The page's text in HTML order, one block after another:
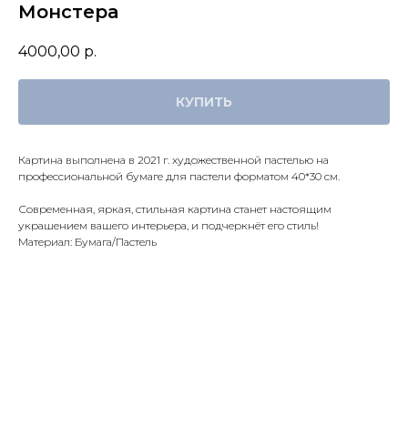
Монстера
4000,00 р.
КУПИТЬ
Картина выполнена в 2021 г. художественной пастелью на
профессиональной бумаге для пастели форматом 40*30 см.
Современная, яркая, стильная картина станет настоящим
украшением вашего интерьера, и подчеркнёт его стиль!
Материал: Бумага/Пастель